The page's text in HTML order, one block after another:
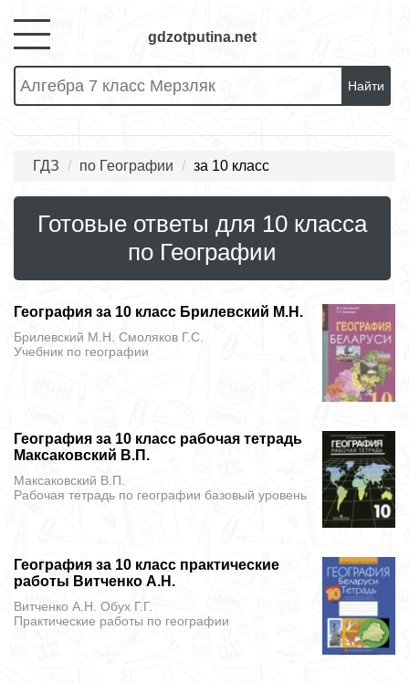
gdzotputina.net
Найти
ГДЗ по Географии за 10 класс
Готовые ответы для 10 класса
по Географии
География за 10 класс Брилевский М.Н.
Брилевский М.Н. Смоляков Г.С.
Учебник по географии
География за 10 класс рабочая тетрадь
Максаковский В.П.
Максаковский В.П.
Рабочая тетрадь по географии базовый уровень
География за 10 класс практические
работы Витченко А.Н.
Витченко А.Н. Обух Г.Г.
Практические работы по географии